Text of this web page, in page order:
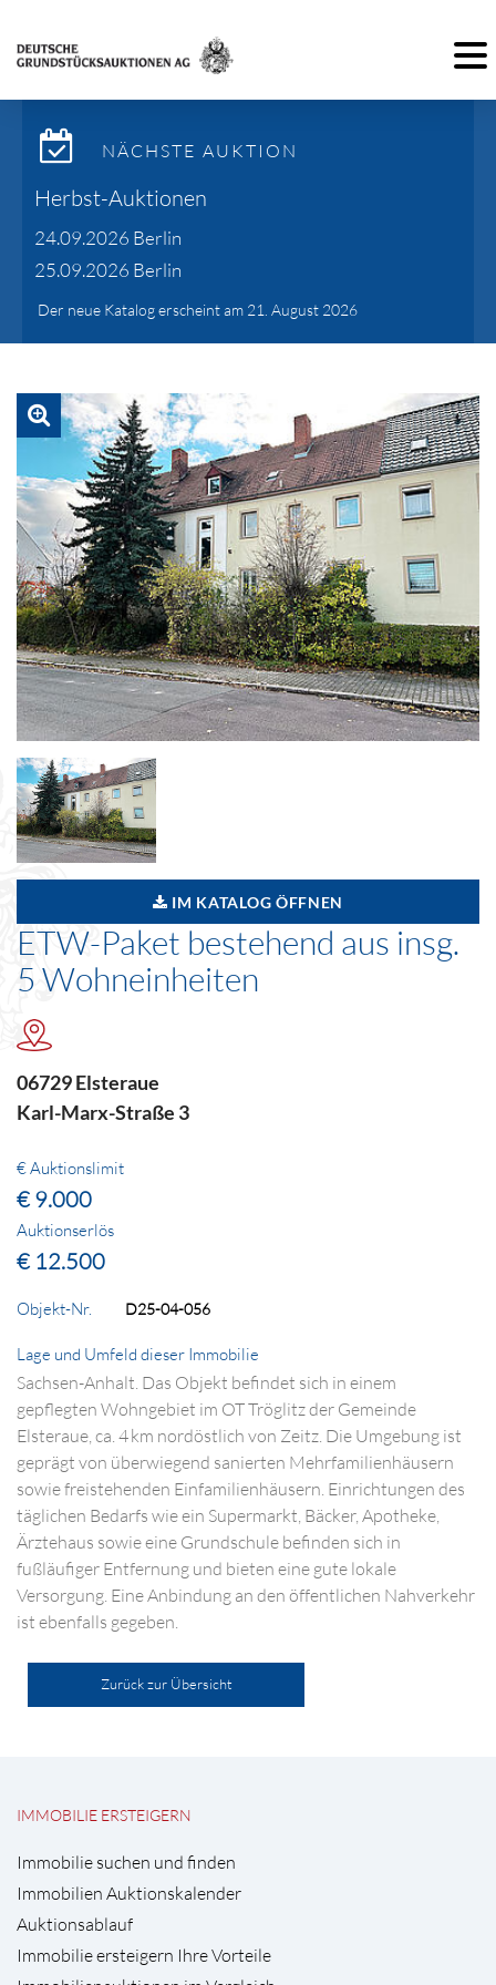
NÄCHSTE AUKTION
Herbst-Auktionen
24.09.2026 Berlin
25.09.2026 Berlin
Der neue Katalog erscheint am 21. August 2026
IM KATALOG ÖFFNEN
ETW-Paket bestehend aus insg.
5 Wohneinheiten
06729 Elsteraue
Karl-Marx-Straße 3
€ Auktionslimit
€ 9.000
Auktionserlös
€ 12.500
Objekt-Nr. D25-04-056
Lage und Umfeld dieser Immobilie
Sachsen-Anhalt. Das Objekt befindet sich in einem
gepflegten Wohngebiet im OT Tröglitz der Gemeinde
Elsteraue, ca. 4 km nordöstlich von Zeitz. Die Umgebung ist
geprägt von überwiegend sanierten Mehrfamilienhäusern
sowie freistehenden Einfamilienhäusern. Einrichtungen des
täglichen Bedarfs wie ein Supermarkt, Bäcker, Apotheke,
Ärztehaus sowie eine Grundschule befinden sich in
fußläufiger Entfernung und bieten eine gute lokale
Versorgung. Eine Anbindung an den öffentlichen Nahverkehr
ist ebenfalls gegeben.
Zurück zur Übersicht
IMMOBILIE ERSTEIGERN
Immobilie suchen und finden
Immobilien Auktionskalender
Auktionsablauf
Immobilie ersteigern Ihre Vorteile